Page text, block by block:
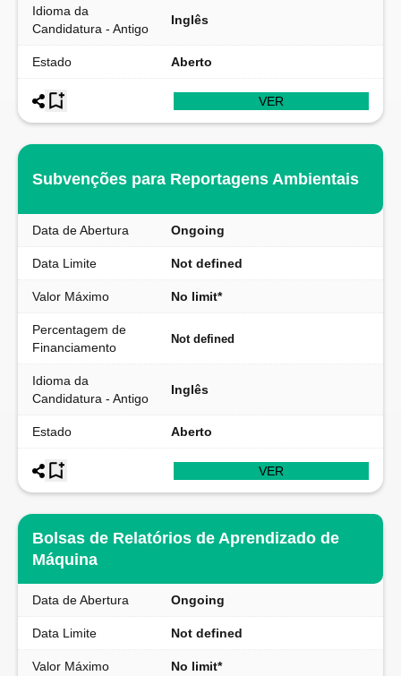
Idioma da
Candidatura - Antigo
Inglês
Estado Aberto
VER
Subvenções para Reportagens Ambientais
Data de Abertura Ongoing
Data Limite Not defined
Valor Máximo No limit*
Percentagem de
Financiamento
Not defined
Idioma da
Candidatura - Antigo
Inglês
Estado Aberto
VER
Bolsas de Relatórios de Aprendizado de
Máquina
Data de Abertura Ongoing
Data Limite Not defined
Valor Máximo No limit*